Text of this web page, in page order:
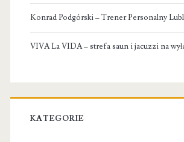
Konrad Podgórski – Trener Personalny
VIVA La VIDA – strefa saun i jacuzzi na
KATEGORIE